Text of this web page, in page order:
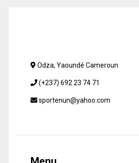
Odza, Yaoundé Cameroun
(+237) 692 23 74 71
sportenun@yahoo.com